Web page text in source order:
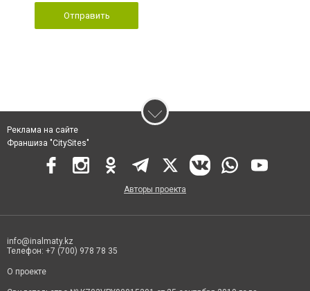
Отправить
Реклама на сайте
Франшиза "CitySites"
Авторы проекта
info@inalmaty.kz
Телефон: +7 (700) 978 78 35
О проекте